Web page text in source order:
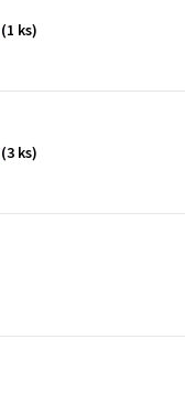
(1 ks)
(3 ks)